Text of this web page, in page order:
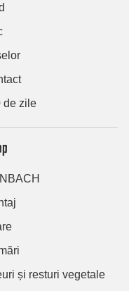
de zile
și resturi vegetale